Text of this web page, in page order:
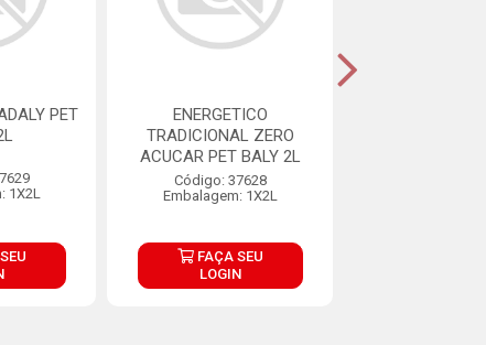
PET
1X2L
ENERGETICO
TRADICIONAL ZERO
ACUCAR PET BALY 2L
Código: 37628
Embalagem: 1X2L
FAÇA SEU
LOGIN